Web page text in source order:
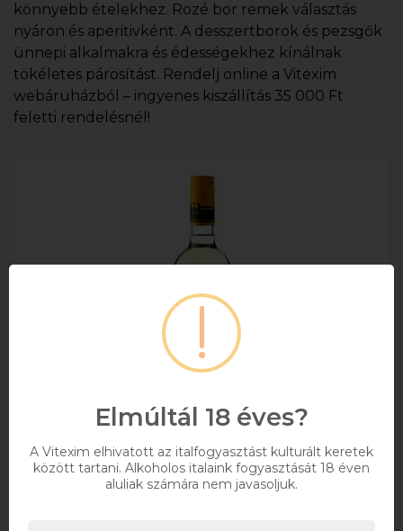
könnyebb ételekhez. Rozé bor remek választás
nyáron és aperitivként. A desszertborok és pezsgők
ünnepi alkalmakra és édességekhez kínálnak
tökéletes párosítást. Rendelj online a Vitexim
webáruházból – ingyenes kiszállítás 35 000 Ft
feletti rendelésnél!
Juhász Muscat Ottonel Félédes 0.75l DRS
Elmúltál 18 éves?
A Vitexim elhivatott az italfogyasztást kulturált keretek
között tartani. Alkoholos italaink fogyasztását 18 éven
aluliak számára nem javasoljuk.